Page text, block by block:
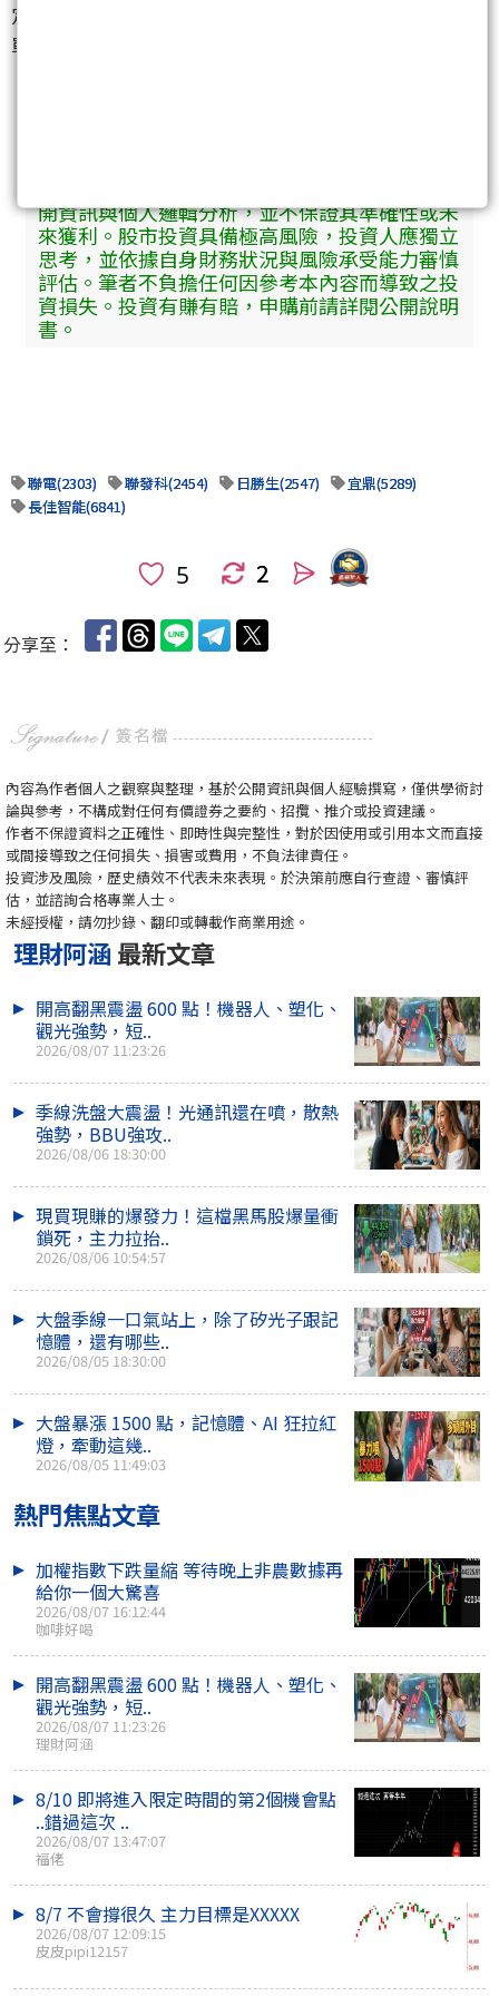
定「抱緊處理」？歡迎在下方分享你的落難神股名
單！
開資訊與個人邏輯分析，並不保證其準確性或未
來獲利。股市投資具備極高風險，投資人應獨立
思考，並依據自身財務狀況與風險承受能力審慎
評估。筆者不負擔任何因參考本內容而導致之投
資損失。投資有賺有賠，申購前請詳閱公開說明
書。
聯電(2303) 聯發科(2454) 日勝生(2547)
宜鼎(5289)
長佳智能(6841)
2
分享至：
內容為作者個人之觀察與整理，基於公開資訊與個人經驗撰寫，僅供學術討
論與參考，不構成對任何有價證券之要約、招攬、推介或投資建議。
作者不保證資料之正確性、即時性與完整性，對於因使用或引用本文而直接
或間接導致之任何損失、損害或費用，不負法律責任。
投資涉及風險，歷史績效不代表未來表現。於決策前應自行查證、審慎評
估，並諮詢合格專業人士。
未經授權，請勿抄錄、翻印或轉載作商業用途。
理財阿涵 最新文章
開高翻黑震盪 600 點！機器人、塑化、
觀光強勢，短..
2026/08/07 11:23:26
季線洗盤大震盪！光通訊還在噴，散熱
強勢，BBU強攻..
2026/08/06 18:30:00
現買現賺的爆發力！這檔黑馬股爆量衝
鎖死，主力拉抬..
2026/08/06 10:54:57
大盤季線一口氣站上，除了矽光子跟記
憶體，還有哪些..
2026/08/05 18:30:00
大盤暴漲 1500 點，記憶體、AI 狂拉紅
燈，牽動這幾..
2026/08/05 11:49:03
熱門焦點文章
加權指數下跌量縮 等待晚上非農數據再
給你一個大驚喜
2026/08/07 16:12:44
咖啡好喝
開高翻黑震盪 600 點！機器人、塑化、
觀光強勢，短..
2026/08/07 11:23:26
理財阿涵
8/10 即將進入限定時間的第2個機會點
..錯過這次 ..
2026/08/07 13:47:07
福佬
8/7 不會撐很久 主力目標是XXXXX
2026/08/07 12:09:15
皮皮pipi12157